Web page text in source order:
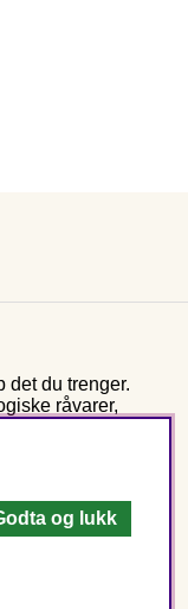
det du trenger.
råvarer,
og lukk